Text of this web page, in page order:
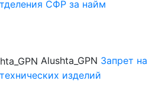
СФР за найм
Alushta_GPN Запрет на
изделий